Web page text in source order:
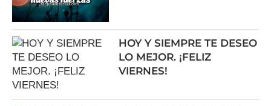
HOY Y SIEMPRE TE DESEO
LO MEJOR. ¡FELIZ
VIERNES!